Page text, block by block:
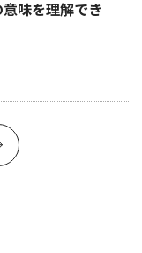
味を理解でき